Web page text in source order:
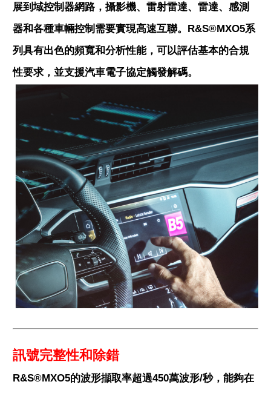
展到域控制器網路，攝影機、雷射雷達、雷達、感測
器和各種車輛控制需要實現高速互聯。R&S®MXO5系
列具有出色的頻寬和分析性能，可以評估基本的合規
性要求，並支援汽車電子協定觸發解碼。
訊號完整性和除錯
R&S®MXO5的波形擷取率超過450萬波形/秒，能夠在